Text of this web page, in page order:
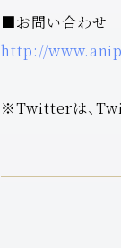
■お問い合わせ
http://
※Twitterは、